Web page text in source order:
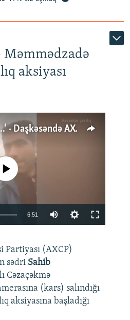
Məmmədzadə
aksiyası
'Məni təpiklədilər ki...' - Daşkəsəndə AXCP fəalının yaxınları onun həbsinə etiraz edirlər
360p
1080p
currently available
6:51
360p
720p
1080p
Partiyası (AXCP)
sədri Sahib
Cəzaçəkmə
(kars) salındığı
aksiyasına başladığı